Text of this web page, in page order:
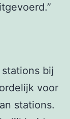
bij
voor
stations.